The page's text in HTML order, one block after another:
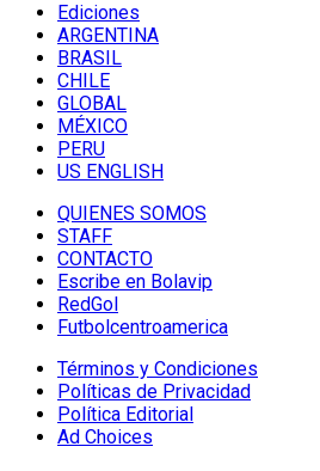
Ediciones
ARGENTINA
BRASIL
CHILE
GLOBAL
MÉXICO
PERU
US ENGLISH
QUIENES SOMOS
STAFF
CONTACTO
Escribe en Bolavip
RedGol
Futbolcentroamerica
Términos y Condiciones
Políticas de Privacidad
Política Editorial
Ad Choices